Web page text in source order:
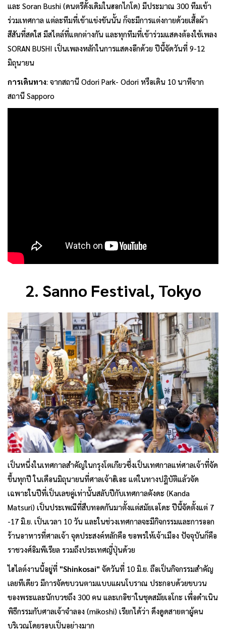
และ Soran Bushi (ดนตรีดั้งเดิมในฮอกไกโด) มีประมาณ 300 ทีมเข้า
ร่วมเทศกาล แต่ละทีมที่เข้าแข่งขันนั้น ก็จะมีการแต่งกายด้วยเสื้อผ้า
สีสันที่สดใส มีสไตล์ที่แตกต่างกัน และทุกทีมที่เข้าร่วมแสดงต้องใช้เพลง
SORAN BUSHI เป็นเพลงหลักในการแสดงอีกด้วย ปีนี้จัดวันที่ 9-12
มิถุนายน
การเดินทาง: จากสถานี Odori Park- Odori หรือเดิน 10 นาทีจาก
สถานี Sapporo
2. Sanno Festival, Tokyo
เป็นหนึ่งในเทศกาลสำคัญในกรุงโตเกียวซึ่งเป็นเทศกาลแห่ศาลเจ้าที่จัด
ขึ้นทุกปี ในเดือนมิถุนายนที่ศาลเจ้าฮิเอะ แต่ในทางปฎิบัติแล้วจัด
เฉพาะในปีที่เป็นเลขคู่เท่านั้นสลับปีกับเทศกาลคังดะ (Kanda
Matsuri) เป็นประเพณีที่สืบทอดกันมาตั้งแต่สมัยเอโดะ ปีนี้จัดตั้งแต่ 7
-17 มิ.ย. เป็นเวลา 10 วัน และในช่วงเทศกาลจะมีกิจกรรมและการออก
ร้านอาหารที่ศาลเจ้า จุดประสงค์หลักคือ ขอพรให้เจ้าเมือง ปัจจุบันก็คือ
ราชวงศ์อิมพีเรียล รวมถึงประเทศญี่ปุ่นด้วย
ไฮไลต์งานนี้อยู่ที่ "Shinkosai" จัดวันที่ 10 มิ.ย. ถือเป็นกิจกรรมสำคัญ
เลยทีเดียว มีการจัดขบวนตามแบบแผนโบราณ ประกอบด้วยขบวน
ของพระและนักบวชถึง 300 คน และเกอิชาในชุดสมัยเอโกะ เพื่อดำเนิน
พิธีกรรมกับศาลเจ้าจำลอง (mikoshi) เรียกได้ว่า ดึงดูดสายตาผู้คน
บริเวณโดยรอบเป็นอย่างมาก